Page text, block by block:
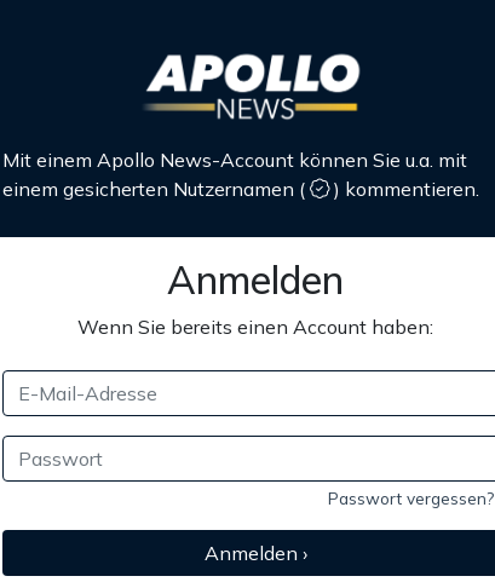
Mit einem Apollo News-Account können Sie u.a. mit
einem gesicherten Nutzernamen ( ) kommentieren.
Anmelden
Wenn Sie bereits einen Account haben:
Passwort vergessen?
Anmelden ›